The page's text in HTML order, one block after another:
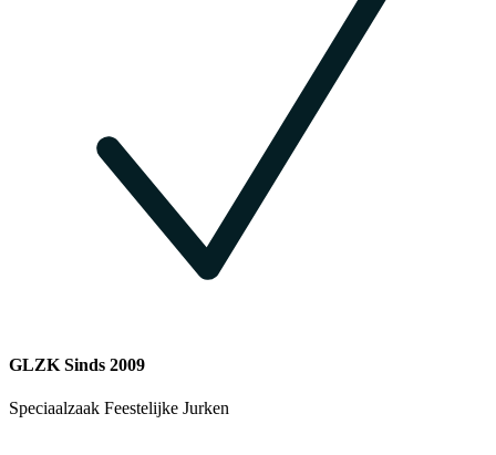
GLZK Sinds 2009
Speciaalzaak Feestelijke Jurken